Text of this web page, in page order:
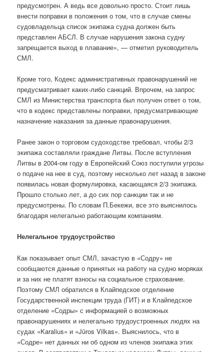
предусмотрен. А ведь все довольно просто. Стоит лишь
внести поправки в положения о том, что в случае смены
судовладельца список экипажа судна должен быть
представлен АБСЛ. В случае нарушения закона судну
запрещается выход в плавание», — отметил руководитель
СМЛ.
Кроме того, Кодекс административных правонарушений не
предусматривает каких-либо санкций. Впрочем, на запрос
СМЛ из Министерства транспорта был получен ответ о том,
что в кодекс представлены поправки, предусматривающие
назначение наказания за данные правонарушения.
Ранее закон о торговом судоходстве требовал, чтобы 2/3
экипажа составляли граждане Литвы. После вступления
Литвы в 2004-ом году в Европейский Союз поступили угрозы
о подаче на нее в суд, поэтому несколько лет назад в законе
появилась новая формулировка, касающаяся 2/3 экипажа.
Прошло столько лет, а до сих пор санкции так и не
предусмотрены. По словам П.Бекежи, все это выяснилось
благодаря нелегально работающим компаниям.
Нелегальное трудоустройство
Как показывает опыт СМЛ, зачастую в «Содру» не
сообщаются данные о принятых на работу на судно моряках
и за них не платят взносы на социальное страхование.
Поэтому СМЛ обратился в Клайпедское отделение
Государственной инспекции труда (ГИТ) и в Клайпедское
отделение «Содры» с информацией о возможных
правонарушениях и нелегально трудоустроенных людях на
судах «Karalius» и «Jūros Vilkas». Выяснилось, что в
«Содре» нет данных ни об одном из членов экипажа этих